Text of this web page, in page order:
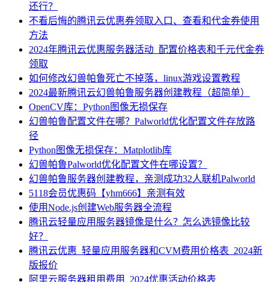
还行？
不看后悔的腾讯云优惠券领取入口、查看和代金券使用
方法
2024年腾讯云优惠服务器活动_配置价格表和千元代金券
领取
如何修改幻兽帕鲁死亡不掉落，linux游戏设置教程
2024最新腾讯云幻兽帕鲁服务器创建教程（超简单）
OpenCV库：Python图像无损保存
幻兽帕鲁配置文件在哪？Palworld优化配置文件存放路
径
Python图像无损保存：Matplotlib库
幻兽帕鲁Palworld优化配置文件在哪设置？
幻兽帕鲁服务器创建教程，亲测成功32人联机Palworld
5118会员优惠码【yhm666】亲测有效
使用Node.js创建Web服务器全流程
腾讯云轻量应用服务器镜像是什么？怎么选镜像比较
好？
腾讯云优惠_轻量应用服务器和CVM费用价格表_2024新
版报价
阿里云服务器租用费用_2024优惠活动价格表